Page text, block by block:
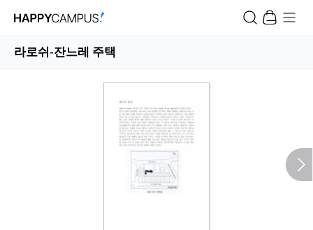
라로쉬-잔느레 주택